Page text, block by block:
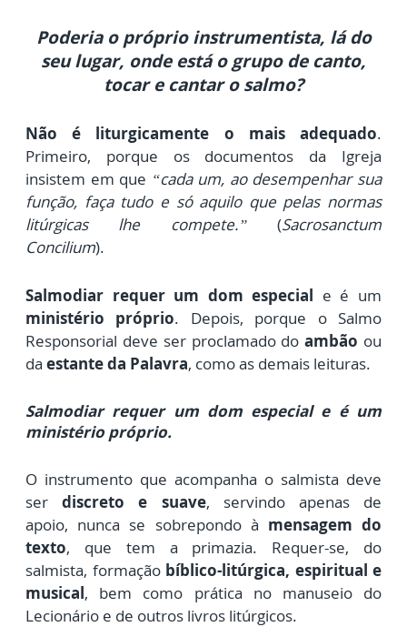
Poderia o próprio instrumentista, lá do
seu lugar, onde está o grupo de canto,
tocar e cantar o salmo?
Não é liturgicamente o mais adequado.
Primeiro, porque os documentos da Igreja
insistem em que “cada um, ao desempenhar sua
função, faça tudo e só aquilo que pelas normas
litúrgicas lhe compete.” (Sacrosanctum
Concilium).
Salmodiar requer um dom especial e é um
ministério próprio. Depois, porque o Salmo
Responsorial deve ser proclamado doambão ou
da estante da Palavra, como as demais leituras.
Salmodiar requer um dom especial e é um
ministério próprio.
O instrumento que acompanha o salmista deve
serdiscreto e suave, servindo apenas de
apoio, nunca se sobrepondo à mensagem do
texto, que tem a primazia. Requer-se, do
salmista, formaçãobíblico-litúrgica, espiritual e
musical, bem como prática no manuseio do
Lecionário e de outros livros litúrgicos.